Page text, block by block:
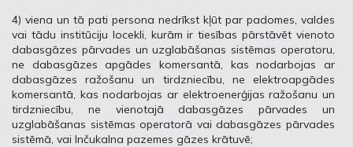
4) viena un tā pati persona nedrīkst kļūt par padomes, valdes
vai tādu institūciju locekli, kurām ir tiesības pārstāvēt vienoto
dabasgāzes pārvades un uzglabāšanas sistēmas operatoru,
ne dabasgāzes apgādes komersantā, kas nodarbojas ar
dabasgāzes ražošanu un tirdzniecību, ne elektroapgādes
komersantā, kas nodarbojas ar elektroenerģijas ražošanu un
tirdzniecību, ne vienotajā dabasgāzes pārvades un
uzglabāšanas sistēmas operatorā vai dabasgāzes pārvades
sistēmā, vai Inčukalna pazemes gāzes krātuvē;